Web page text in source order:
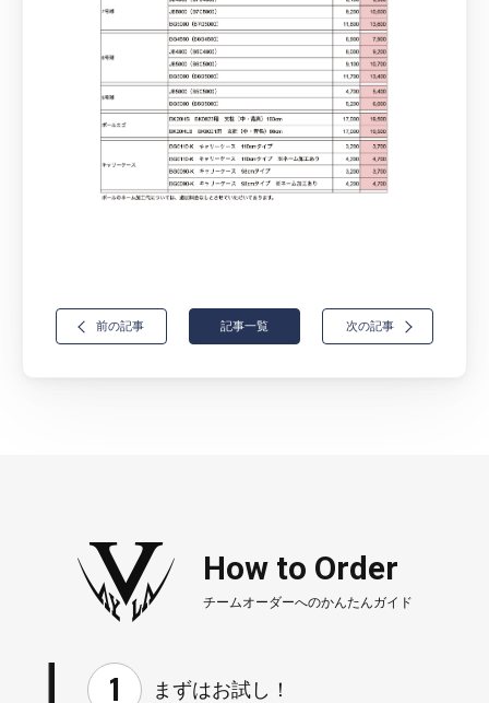
前の記事 記事一覧 次の記事
How to Order
チームオーダーへのかんたんガイド
まずはお試し！